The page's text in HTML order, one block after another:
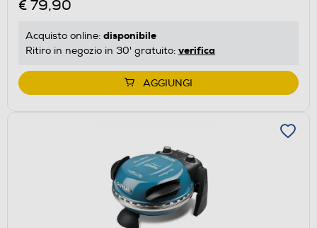
€ 79,90
Acquisto online: disponibile
Ritiro in negozio in 30' gratuito: verifica
AGGIUNGI